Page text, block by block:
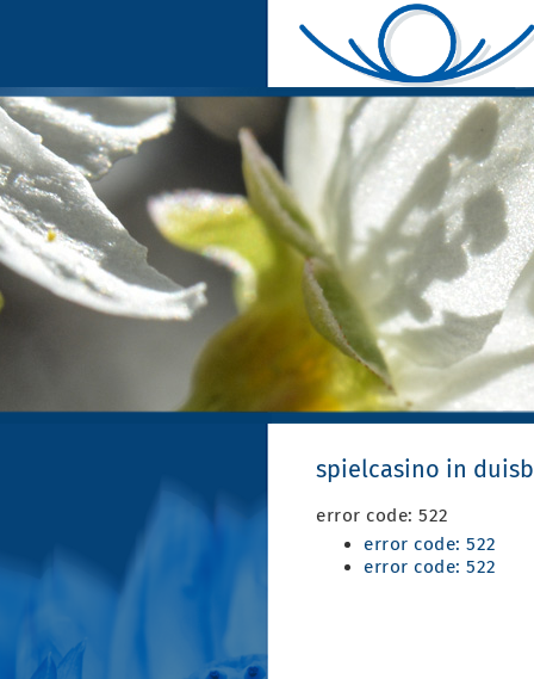
spielcasino in
error code: 522
error code: 522
error code: 522